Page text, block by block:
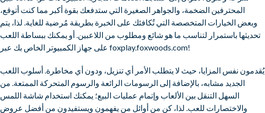
المحترفين الضخمة، والجواهر الصغيرة التي ستدفعك بقوة أكبر مما كنت أتوقع،
وبعض الخيارات المتخصصة التي تُكافئك على الخبرة بطريقة مُرضية للغاية. لذا، يتم
تحديثها باستمرار لتناسب ما هو شائع ومطلوب من اللاعبين. أو يمكنك ببساطة اللعب
على جهاز الكمبيوتر الخاص بك عبر foxplay.foxwoods.com!
يُقدمون نفس المزايا، حيث لا يتطلب الأمر أي تنزيل، ودون أي مخاطرة. أسلوب اللعب
الجديد مشابه، بالإضافة إلى الرسومات الرائعة والرسوم المتحركة الممتعة. من
السهل التنقل بين الألعاب وإتمام عمليات البيع؛ يمكنك استخدام شاشة اللمس
والاختصارات للعب. لذا، كن من أوائل من يفهمون ويستفيدون من أفضل عروض